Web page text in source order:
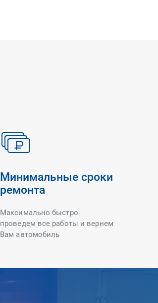
Минимальные сроки
ремонта
Максимально быстро
проведем все работы и вернем
Вам автомобиль